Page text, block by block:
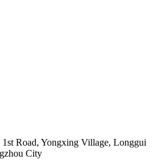
Road, Yongxing Village, Longgui
City